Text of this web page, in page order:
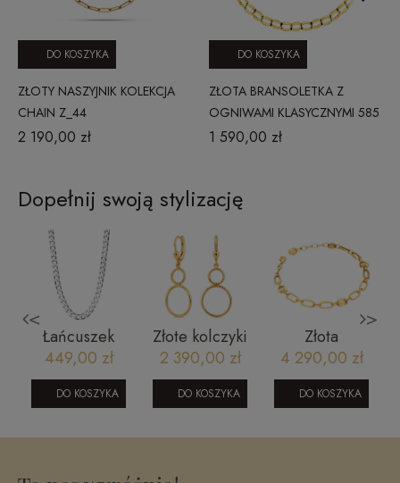
ZŁOTY NASZYJNIK KOLEKCJA
CHAIN Z_44
2 190,00 zł
DO KOSZYKA
ZŁOTA BRANSOLETKA Z
OGNIWAMI KLASYCZNYMI 585
1210202336B
1 590,00 zł
DO KOSZYKA
Dopełnij swoją stylizację
<
Łańcuszek
srebrny
pancerka - 55
cm rodowany
SW-T-B04-
TEC-IRL00A4
449,00 zł
DO KOSZYKA
Złote kolczyki
wiszące
1604202428
2 390,00 zł
DO KOSZYKA
Złota
bransoletka
rollo z
dekoracyjnym
elementem
4 290,00 zł
DO KOSZYKA
>